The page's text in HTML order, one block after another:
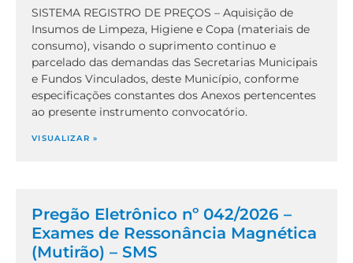
SISTEMA REGISTRO DE PREÇOS – Aquisição de
Insumos de Limpeza, Higiene e Copa (materiais de
consumo), visando o suprimento continuo e
parcelado das demandas das Secretarias Municipais
e Fundos Vinculados, deste Município, conforme
especificações constantes dos Anexos pertencentes
ao presente instrumento convocatório.
VISUALIZAR »
Pregão Eletrônico nº 042/2026 –
Exames de Ressonância Magnética
(Mutirão) – SMS